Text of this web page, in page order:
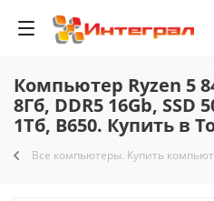
Компьютер Ryzen 5
8Гб, DDR5 16Gb, SSD
1Тб, B650. Купить в
Все компьютеры. Купить